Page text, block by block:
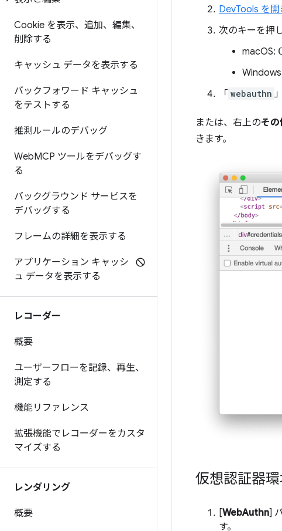
Cookie を表示、追加、編集、
削除する
キャッシュ データを表示する
バックフォワード キャッシュ
をテストする
推測ルールのデバッグ
WebMCP ツールをデバッグす
る
バックグラウンド サービスを
デバッグする
フレームの詳細を表示する
アプリケーション キャッシ
ュ データを表示する
レコーダー
概要
ユーザーフローを記録、再生、
測定する
機能リファレンス
拡張機能でレコーダーをカスタ
マイズする
レンダリング
概要
DevTools を開
次のキーを押
macOS:
「 webauthn
または、右上のその
きます。
仮想認証器
[WebAuthn]
す。